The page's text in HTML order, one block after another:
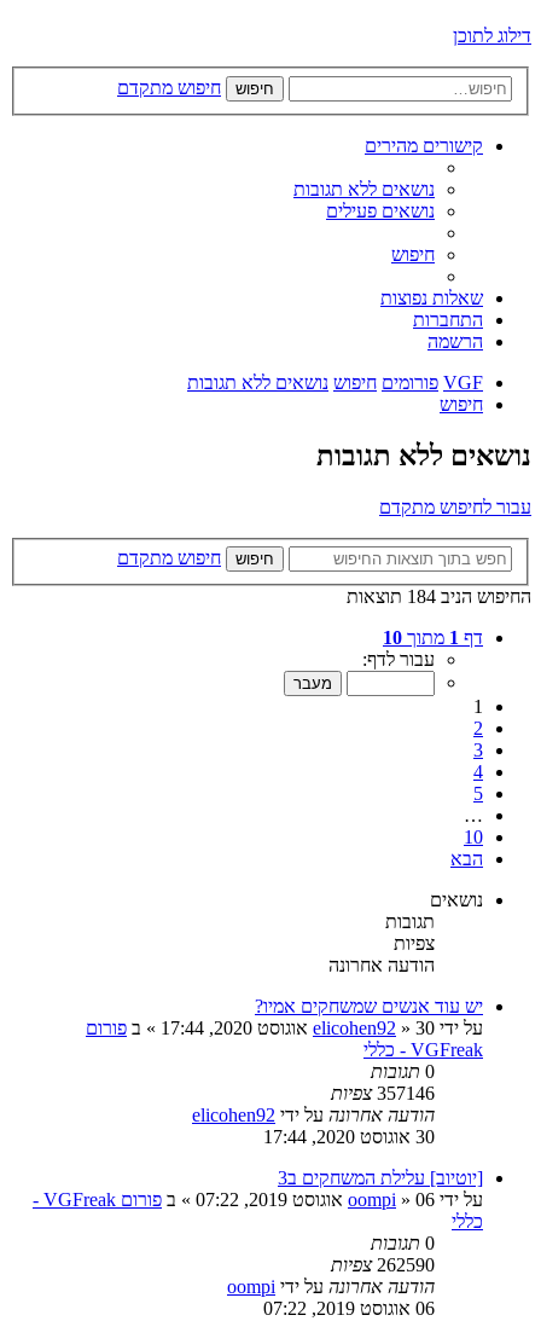
דילוג לתוכן
חיפוש חיפוש מתקדם
קישורים מהירים
נושאים ללא תגובות
נושאים פעילים
חיפוש
שאלות נפוצות
התחברות
הרשמה
VGF פורומים חיפוש נושאים ללא תגובות
חיפוש
נושאים ללא תגובות
עבור לחיפוש מתקדם
חיפוש
חיפוש מתקדם
החיפוש הניב 184 תוצאות
דף 1 מתוך 10
עבור לדף:
1
2
3
4
5
…
10
הבא
נושאים
תגובות
צפיות
הודעה אחרונה
יש עוד אנשים שמשחקים אמיו?
על ידי
elicohen92 » 30 אוגוסט 2020, 17:44 » ב פורום
VGFreak - כללי
0 תגובות
357146 צפיות
הודעה אחרונה על ידי elicohen92
30 אוגוסט 2020, 17:44
[יוטיוב] עלילת המשחקים ב3
על ידי
oompi » 06 אוגוסט 2019, 07:22 » ב
פורום VGFreak -
כללי
0 תגובות
262590 צפיות
הודעה אחרונה על ידי oompi
06 אוגוסט 2019, 07:22